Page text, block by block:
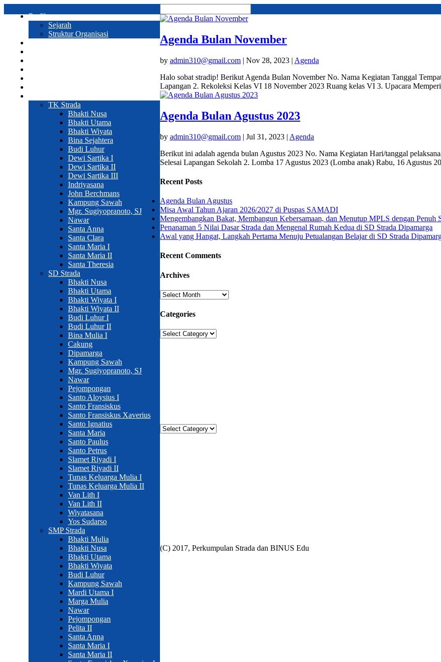
Profil
Sejarah
Struktur Organisasi
TK Strada
Bhakti Nusa
Bhakti Utama
Bhakti Wiyata
Bina Sejahtera
Budi Luhur
Dewi Sartika I
Dewi Sartika II
Dewi Sartika III
Indriyasana
John Berchmans
Kampung Sawah
Mgr. Sugiyopranoto, SJ
Nawar
Santa Anna
Santa Clara
Santa Maria I
Santa Maria II
Santa Theresia
SD Strada
Bhakti Nusa
Bhakti Utama
Bhakti Wiyata I
Bhakti Wiyata II
Budi Luhur I
Budi Luhur II
Bina Mulia I
Cakung
Dipamarga
Kampung Sawah
Mgr. Sugiyopranoto, SJ
Nawar
Pejompongan
Santo Aloysius I
Santo Fransiskus
Santo Fransiskus Xaverius
Santo Ignatius
Santa Maria
Santo Paulus
Santo Petrus
Slamet Riyadi I
Slamet Riyadi II
Tunas Keluarga Mulia I
Tunas Keluarga Mulia II
Van Lith I
Van Lith II
Wiyatasana
Yos Sudarso
SMP Strada
Bhakti Mulia
Bhakti Nusa
Bhakti Utama
Bhakti Wiyata
Budi Luhur
Kampung Sawah
Mardi Utama I
Marga Mulia
Nawar
Pejompongan
Pelita II
Santa Anna
Santa Maria I
Santa Maria II
Agenda Bulan November
by admin310@gmail.com | Nov 28, 2023 | Agenda
Halo sobat stradip! Berikut Agenda Bulan November No. Nama Kegiatan Tanggal
Lapangan 2. Rekoleksi Kelas VI 18 November 2023 Ruang kelas VI 3. Upacara
Agenda Bulan Agustus 2023
by admin310@gmail.com | Jul 31, 2023 | Agenda
Berikut ini adalah agenda bulan Agustus 2023 No. Nama Kegiatan Hari/tanggal
Selesai Lapangan Sekolah 2. Lomba 17 Agustus 2023 (Lomba anak) Rabu, 16 Agustus
Recent Posts
Agenda Bulan Agustus
Misa Awal Tahun Ajaran 2026/2027 di Puspas SAMADI
Mengembangkan Bakat, Membangun Kebersamaan, dan Menutup MPLS dengan Penuh
Penanaman 5 Nilai Dasar Strada dan Mengenal Rumah Kedua di SD Strada Dipamarga
Awal yang Hangat, Langkah Pertama Menuju Petualangan Belajar di SD Strada
Recent Comments
Archives
Archives
Categories
Categories
Kategori
(C) 2017, Perkumpulan Strada dan BINUS Edu